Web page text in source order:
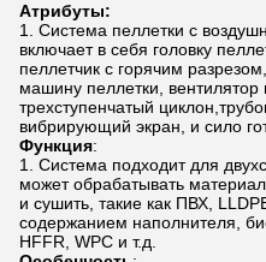
Атрибуты:
Система пеллетки с
включает в себя головку
пеллетчик с горячим
машину пеллетки, вентилятор
трехступенчатый
вибрирующий экран, и сило
Функция:
Система подходит для
может обрабатывать
и сушить, такие как ПВХ,
содержанием наполнителя,
HFFR, WPC и т.д.